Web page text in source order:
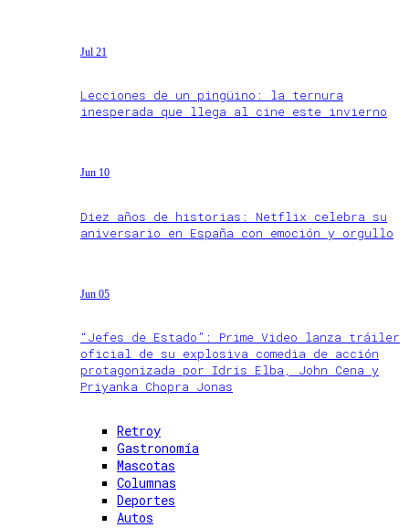
Jul 21
Lecciones de un pingüino: la ternura
inesperada que llega al cine este invierno
Jun 10
Diez años de historias: Netflix celebra su
aniversario en España con emoción y orgullo
Jun 05
“Jefes de Estado”: Prime Video lanza tráiler
oficial de su explosiva comedia de acción
protagonizada por Idris Elba, John Cena y
Priyanka Chopra Jonas
Retroy
Gastronomía
Mascotas
Columnas
Deportes
Autos